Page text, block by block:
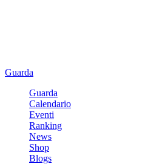
Guarda
Guarda
Calendario
Eventi
Ranking
News
Shop
Blogs